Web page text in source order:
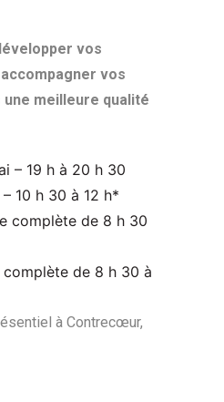
vos
vos
meilleure qualité
– 19 h à 20 h 30
10 h 30 à 12 h*
complète de 8 h 30
complète de 8 h 30 à
à Contrecœur,